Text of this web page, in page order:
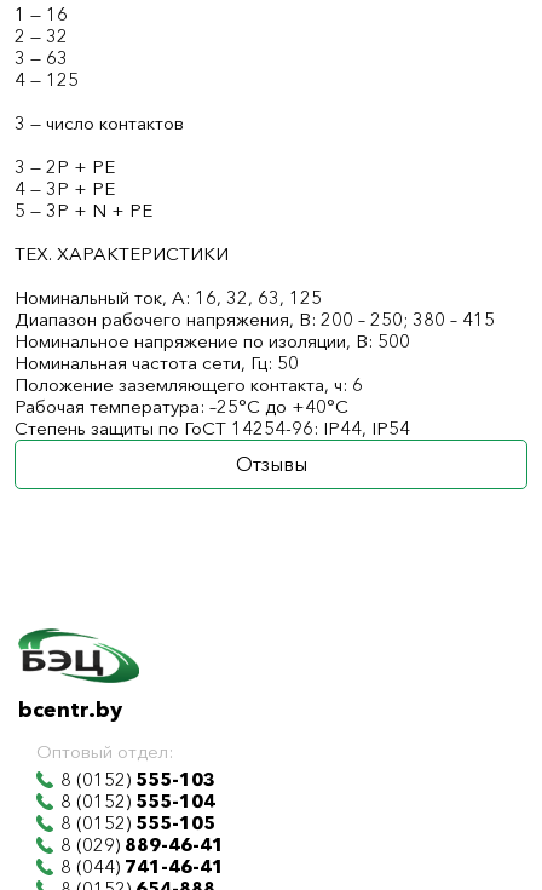
1 — 16
2 — 32
3 — 63
4 — 125
3 — число контактов
3 — 2P + PE
4 — 3P + PE
5 — 3P + N + PE
ТЕХ. ХАРАКТЕРИСТИКИ
Номинальный ток, А: 16, 32, 63, 125
Диапазон рабочего напряжения, В: 200 – 250; 380 – 415
Номинальное напряжение по изоляции, В: 500
Номинальная частота сети, Гц: 50
Положение заземляющего контакта, ч: 6
Рабочая температура: –25°С до +40°С
Степень защиты по ГоСТ 14254-96: IP44, IP54
Отзывы
bcentr.by
Оптовый отдел:
8 (0152) 555-103
8 (0152) 555-104
8 (0152) 555-105
8 (029) 889-46-41
8 (044) 741-46-41